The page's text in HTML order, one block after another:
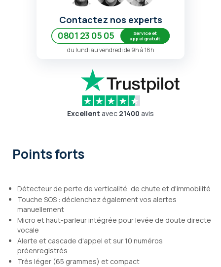
Contactez nos experts
0801 23 05 05
Service et
appel gratuit
du lundi au vendredi de 9h à 18h
Excellent avec 21400 avis
Points forts
Détecteur de perte de verticalité, de chute et d'immobilité
Touche SOS : déclenchez également vos alertes
manuellement
Micro et haut-parleur intégrée pour levée de doute directe
vocale
Alerte et cascade d'appel et sur 10 numéros
préenregistrés
Très léger (65 grammes) et compact